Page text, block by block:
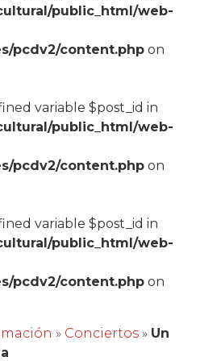
public_html/web-
pcdv2/content.phpon
variable $post_id in
public_html/web-
pcdv2/content.phpon
variable $post_id in
public_html/web-
pcdv2/content.phpon
» Conciertos» Un